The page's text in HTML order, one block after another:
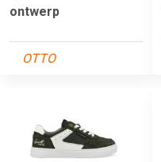
ontwerp
OTTO